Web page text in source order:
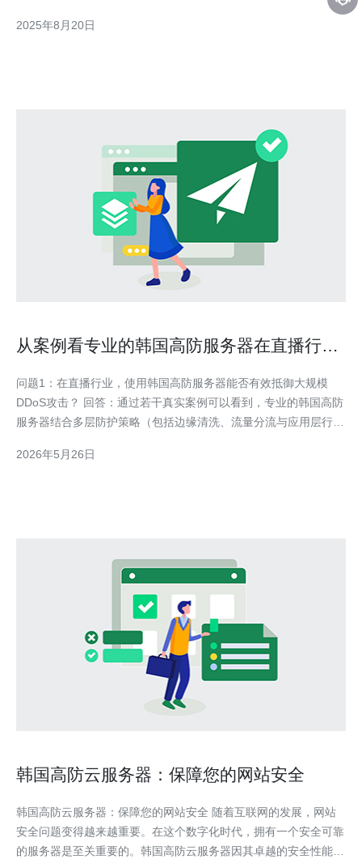
无论是为了提升您的业务形象，还是为了满足客户对安全性的期
望，选择合适的服务器都是成功的关键。 高防服务器的基本概念
2025年8月20日
从案例看专业的韩国高防服务器在直播行业
问题1：在直播行业，使用韩国高防服务器能否有效抵御大规模
DDoS攻击？ 回答：通过若干真实案例可以看到，专业的韩国高防
服务器结合多层防护策略（包括边缘清洗、流量分流与应用层行为
意流量在边缘节点清洗掉，从而保障直播主链路和CDN回源的可用
2026年5月26日
韩国高防云服务器：保障您的网站安全
韩国高防云服务器：保障您的网站安全 随着互联网的发展，网站
安全问题变得越来越重要。在这个数字化时代，拥有一个安全可靠
的服务器是至关重要的。韩国高防云服务器因其卓越的安全性能而